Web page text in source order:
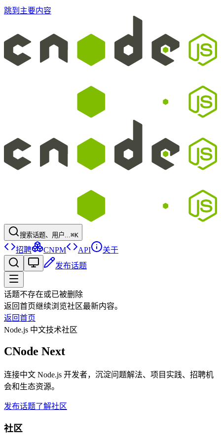
跳到主要内容
搜索话题、用户...⌘K
招聘 CNPM API
关于
发布话题
话题不存在或已被删除
返回首页继续浏览社区最新内容。
返回首页
Node.js 中文技术社区
CNode Next
连接中文 Node.js 开发者，沉淀问题解法、项目实践、招聘机
会和生态资源。
发布话题了解社区
社区